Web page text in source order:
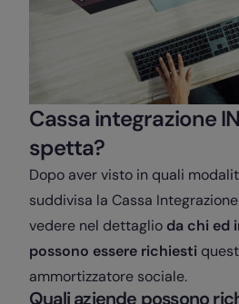
Cassa integrazione
spetta?
Dopo aver visto in quali
suddivisa la Cassa
vedere nel dettaglio da chi ed
possono essere richiesti
ammortizzatore sociale.
Quali aziende possono